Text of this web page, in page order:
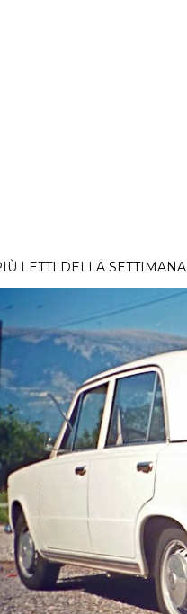
LETTI DELLA SETTIMANA